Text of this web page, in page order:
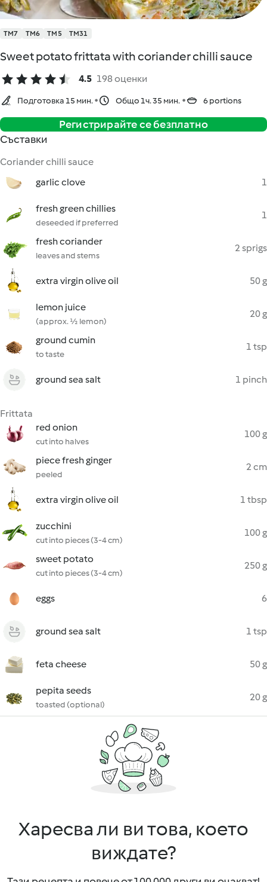
TM7 TM6 TM5 TM31
Sweet potato frittata with coriander chilli sauce
4.5 198 оценки
Подготовка 15 мин. Общо 1ч. 35 мин. 6 portions
Регистрирайте се безплатно
Съставки
Coriander chilli sauce
garlic clove
1
fresh green chillies
deseeded if preferred
1
fresh coriander
leaves and stems
2 sprigs
extra virgin olive oil 50 g
lemon juice
(approx. ½ lemon)
20 g
ground cumin
to taste
1 tsp
ground sea salt 1 pinch
Frittata
red onion
cut into halves
100 g
piece fresh ginger
peeled
2 cm
extra virgin olive oil 1 tbsp
zucchini
cut into pieces (3-4 cm)
100 g
sweet potato
cut into pieces (3-4 cm)
250 g
eggs 6
ground sea salt 1 tsp
feta cheese 50 g
pepita seeds
toasted (optional)
20 g
Харесва ли ви това, което
виждате?